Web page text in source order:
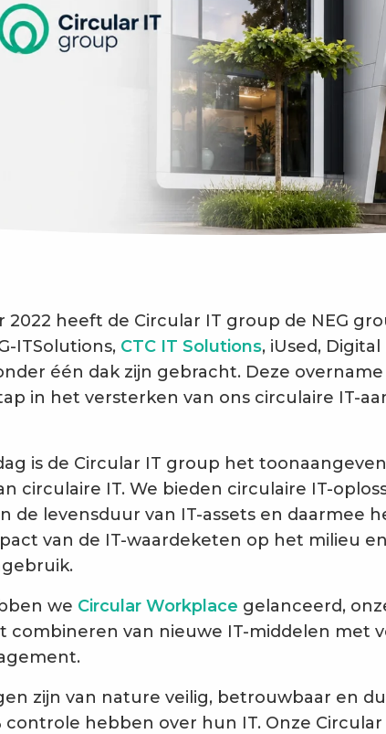
2022 heeft de Circular IT group de NEG
ITSolutions, CTC IT Solutions, iUsed,
één dak zijn gebracht. Deze
in het versterken van ons circulaire IT-
is de Circular IT group het
circulaire IT. We bieden circulaire IT-
de levensduur van IT-assets en daarmee
van de IT-waardeketen op het milieu
we Circular Workplace gelanceerd,
combineren van nieuwe IT-middelen met
zijn van nature veilig, betrouwbaar en
controle hebben over hun IT. Onze